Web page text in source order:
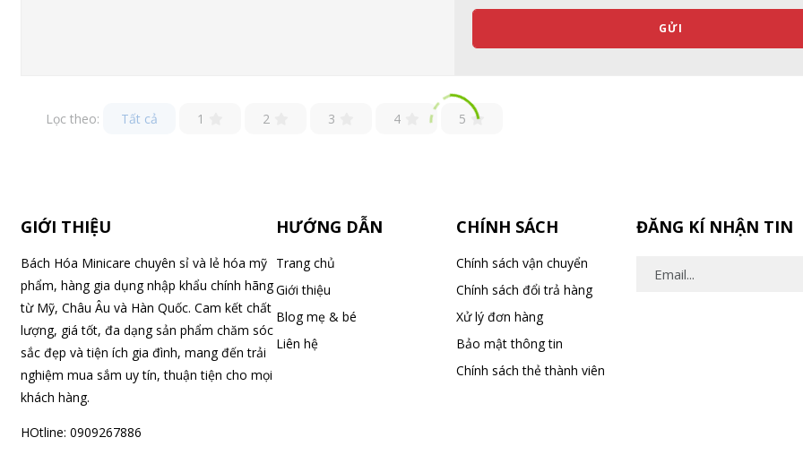
GỬI
Lọc theo: Tất cả 1 2 3 4 5
GIỚI THIỆU
Bách Hóa Minicare chuyên sỉ và lẻ hóa mỹ
phẩm, hàng gia dụng nhập khẩu chính hãng
từ Mỹ, Châu Âu và Hàn Quốc. Cam kết chất
lượng, giá tốt, đa dạng sản phẩm chăm sóc
sắc đẹp và tiện ích gia đình, mang đến trải
nghiệm mua sắm uy tín, thuận tiện cho mọi
khách hàng.
HOtline: 0909267886
HƯỚNG DẪN
Trang chủ
Giới thiệu
Blog mẹ & bé
Liên hệ
CHÍNH SÁCH
Chính sách vận chuyển
Chính sách đổi trả hàng
Xử lý đơn hàng
Bảo mật thông tin
Chính sách thẻ thành viên
ĐĂNG KÍ NHẬN TIN